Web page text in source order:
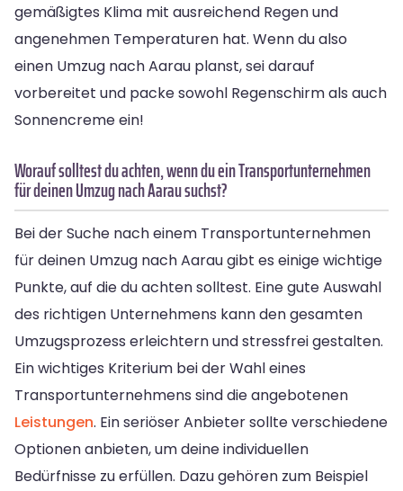
gemäßigtes Klima mit ausreichend Regen und
angenehmen Temperaturen hat. Wenn du also
einen Umzug nach Aarau planst, sei darauf
vorbereitet und packe sowohl Regenschirm als auch
Sonnencreme ein!
Worauf solltest du achten, wenn du ein Transportunternehmen
für deinen Umzug nach Aarau suchst?
Bei der Suche nach einem Transportunternehmen
für deinen Umzug nach Aarau gibt es einige wichtige
Punkte, auf die du achten solltest. Eine gute Auswahl
des richtigen Unternehmens kann den gesamten
Umzugsprozess erleichtern und stressfrei gestalten.
Ein wichtiges Kriterium bei der Wahl eines
Transportunternehmens sind die angebotenen
Leistungen. Ein seriöser Anbieter sollte verschiedene
Optionen anbieten, um deine individuellen
Bedürfnisse zu erfüllen. Dazu gehören zum Beispiel